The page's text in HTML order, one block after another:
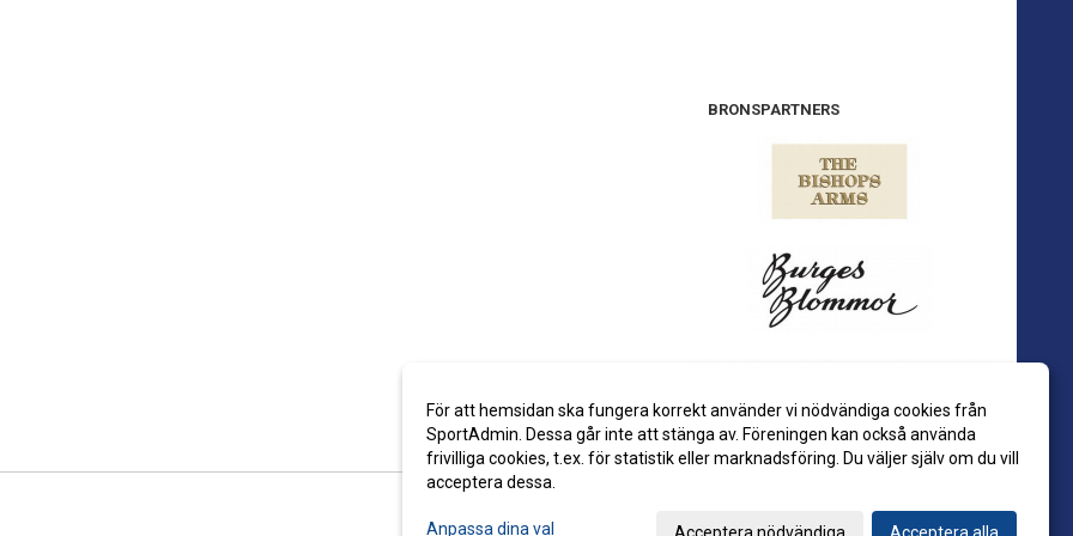
BRONSPARTNERS
För att hemsidan ska fungera korrekt använder vi nödvändiga cookies från
SportAdmin. Dessa går inte att stänga av. Föreningen kan också använda
frivilliga cookies, t.ex. för statistik eller marknadsföring. Du väljer själv om du vill
acceptera dessa.
Anpassa dina val